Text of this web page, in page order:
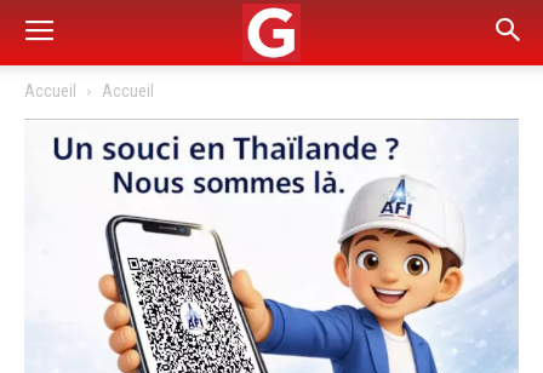
Accueil Accueil